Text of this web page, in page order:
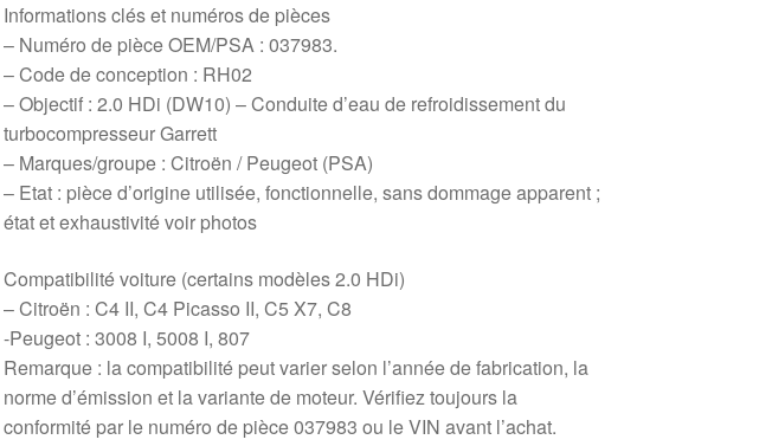
Informations clés et numéros de pièces
– Numéro de pièce OEM/PSA : 037983.
– Code de conception : RH02
– Objectif : 2.0 HDi (DW10) – Conduite d’eau de refroidissement du
turbocompresseur Garrett
– Marques/groupe : Citroën / Peugeot (PSA)
– Etat : pièce d’origine utilisée, fonctionnelle, sans dommage apparent ;
état et exhaustivité voir photos
Compatibilité voiture (certains modèles 2.0 HDi)
– Citroën : C4 II, C4 Picasso II, C5 X7, C8
-Peugeot : 3008 I, 5008 I, 807
Remarque : la compatibilité peut varier selon l’année de fabrication, la
norme d’émission et la variante de moteur. Vérifiez toujours la
conformité par le numéro de pièce 037983 ou le VIN avant l’achat.